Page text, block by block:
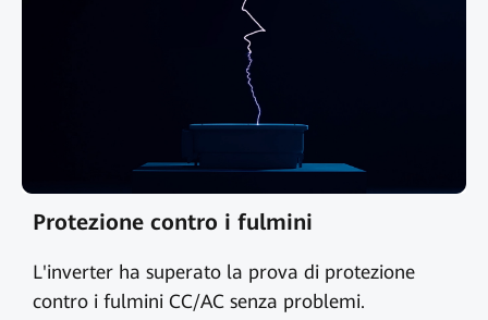
Protezione contro i fulmini
L'inverter ha superato la prova di protezione
contro i fulmini CC/AC senza problemi.